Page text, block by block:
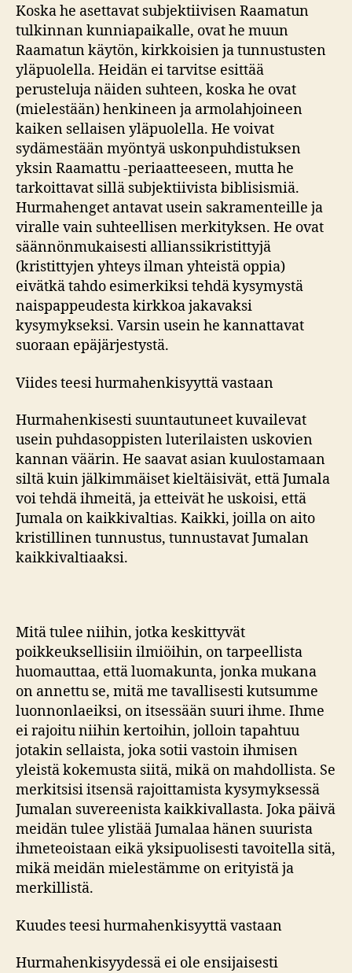
Koska he asettavat subjektiivisen Raamatun
tulkinnan kunniapaikalle, ovat he muun
Raamatun käytön, kirkkoisien ja tunnustusten
yläpuolella. Heidän ei tarvitse esittää
perusteluja näiden suhteen, koska he ovat
(mielestään) henkineen ja armolahjoineen
kaiken sellaisen yläpuolella. He voivat
sydämestään myöntyä uskonpuhdistuksen
yksin Raamattu -periaatteeseen, mutta he
tarkoittavat sillä subjektiivista biblisismiä.
Hurmahenget antavat usein sakramenteille ja
viralle vain suhteellisen merkityksen. He ovat
säännönmukaisesti allianssikristittyjä
(kristittyjen yhteys ilman yhteistä oppia)
eivätkä tahdo esimerkiksi tehdä kysymystä
naispappeudesta kirkkoa jakavaksi
kysymykseksi. Varsin usein he kannattavat
suoraan epäjärjestystä.
Viides teesi hurmahenkisyyttä vastaan
Hurmahenkisesti suuntautuneet kuvailevat
usein puhdasoppisten luterilaisten uskovien
kannan väärin. He saavat asian kuulostamaan
siltä kuin jälkimmäiset kieltäisivät, että Jumala
voi tehdä ihmeitä, ja etteivät he uskoisi, että
Jumala on kaikkivaltias. Kaikki, joilla on aito
kristillinen tunnustus, tunnustavat Jumalan
kaikkivaltiaaksi.
Mitä tulee niihin, jotka keskittyvät
poikkeuksellisiin ilmiöihin, on tarpeellista
huomauttaa, että luomakunta, jonka mukana
on annettu se, mitä me tavallisesti kutsumme
luonnonlaeiksi, on itsessään suuri ihme. Ihme
ei rajoitu niihin kertoihin, jolloin tapahtuu
jotakin sellaista, joka sotii vastoin ihmisen
yleistä kokemusta siitä, mikä on mahdollista. Se
merkitsisi itsensä rajoittamista kysymyksessä
Jumalan suvereenista kaikkivallasta. Joka päivä
meidän tulee ylistää Jumalaa hänen suurista
ihmeteoistaan eikä yksipuolisesti tavoitella sitä,
mikä meidän mielestämme on erityistä ja
merkillistä.
Kuudes teesi hurmahenkisyyttä vastaan
Hurmahenkisyydessä ei ole ensijaisesti